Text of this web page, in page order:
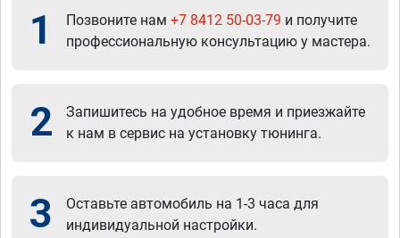
1 Позвоните нам +7 8412 50-03-79 и получите
профессиональную консультацию у мастера.
2
Запишитесь на удобное время и приезжайте
к нам в сервис на установку тюнинга.
3
Оставьте автомобиль на 1-3 часа для
индивидуальной настройки.